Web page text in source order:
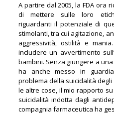
A partire dal 2005, la FDA ora
di mettere sulle loro
riguardanti il potenziale di
stimolanti, tra cui agitazione,
aggressività, ostilità e
includere un avvertimento
bambini. Senza giungere a
ha anche messo in
problema della suicidalità
le altre cose, il mio rapporto
suicidalità indotta dagli
compagnia farmaceutica ha